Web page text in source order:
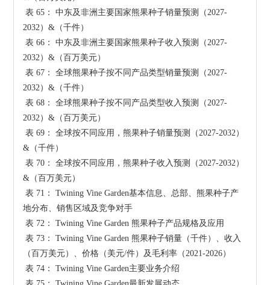
表 65： 中东及非洲主要国家熊果种子销量预测（2027-
2032）&（千件）
表 66： 中东及非洲主要国家熊果种子收入预测（2027-
2032）&（百万美元）
表 67： 全球熊果种子按不同产品类型销量预测（2027-
2032）&（千件）
表 68： 全球熊果种子按不同产品类型收入预测（2027-
2032）&（百万美元）
表 69： 全球按不同应用，熊果种子销量预测（2027-2032）
&（千件）
表 70： 全球按不同应用，熊果种子收入预测（2027-2032）
&（百万美元）
表 71： Twining Vine Garden基本信息、总部、熊果种子产
地分布、销售区域及竞争对手
表 72： Twining Vine Garden 熊果种子产品规格及应用
表 73： Twining Vine Garden 熊果种子销量（千件）、收入
（百万美元）、价格（美元/件）及毛利率（2021-2026）
表 74： Twining Vine Garden主要业务介绍